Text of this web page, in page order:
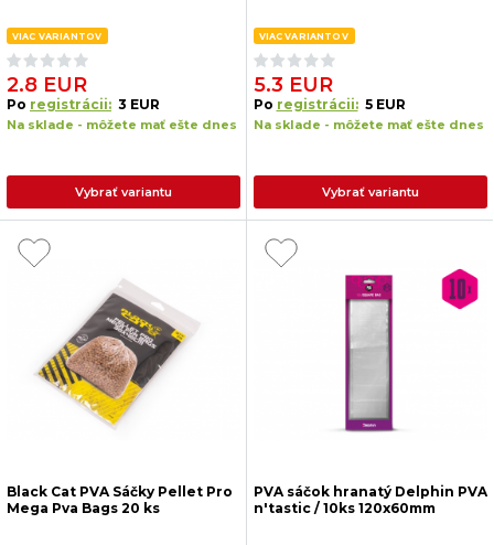
VIAC VARIANTOV
2.8 EUR
Po registrácii: 3 EUR
Na sklade - môžete mať ešte dnes
Vybrať variantu
VIAC VARIANTOV
5.3 EUR
Po registrácii: 5 EUR
Na sklade - môžete mať ešte dnes
Vybrať variantu
Black Cat PVA Sáčky Pellet Pro
Mega Pva Bags 20 ks
PVA sáčok hranatý Delphin PVA
n'tastic / 10ks 120x60mm